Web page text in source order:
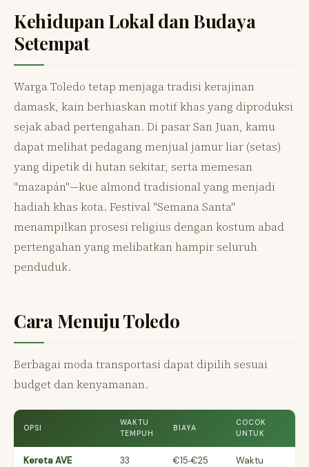
Kehidupan Lokal dan Budaya
Setempat
Warga Toledo tetap menjaga tradisi kerajinan
damask, kain berhiaskan motif khas yang diproduksi
sejak abad pertengahan. Di pasar San Juan, kamu
dapat melihat pedagang menjual jamur liar (setas)
yang dipetik di hutan sekitar, serta memesan
"mazapán"—kue almond tradisional yang menjadi
hadiah khas kota. Festival "Semana Santa"
menampilkan prosesi religius dengan kostum abad
pertengahan yang melibatkan hampir seluruh
penduduk.
Cara Menuju Toledo
Berbagai moda transportasi dapat dipilih sesuai
budget dan kenyamanan.
OPSI
WAKTU
TEMPUH
BIAYA
COCOK
UNTUK
Kereta AVE
33
€15‑€25
Waktu